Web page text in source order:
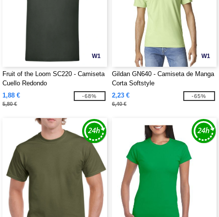
W1
Fruit of the Loom SC220 - Camiseta
Cuello Redondo
1,88 €
5,80 €
-68%
W1
Gildan GN640 - Camiseta de Manga
Corta Softstyle
2,23 €
6,40 €
-65%